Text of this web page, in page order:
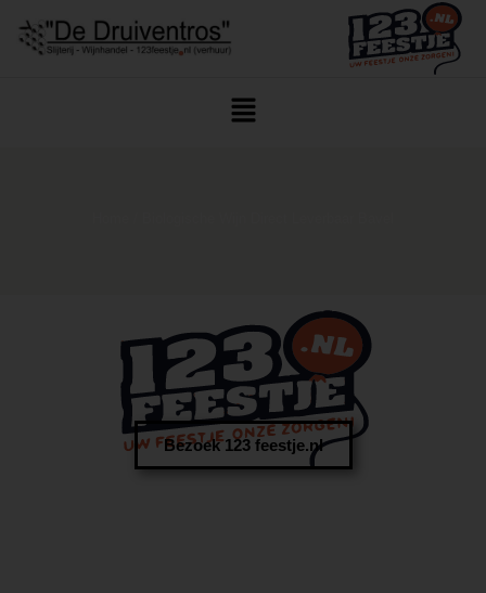
Bezoek 123 feestje.nl